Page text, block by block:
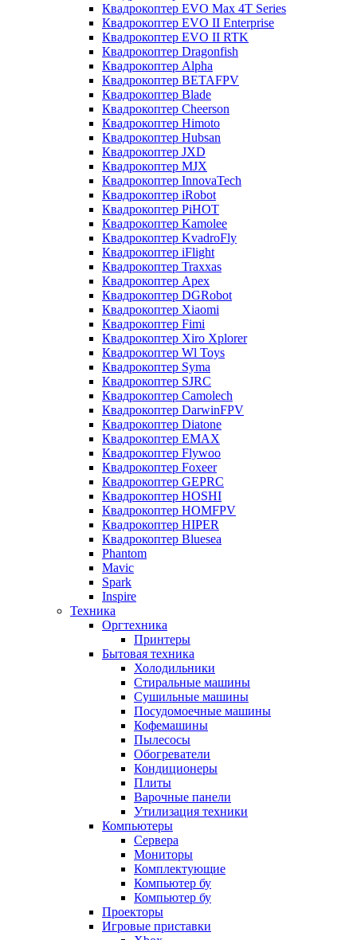
Квадрокоптер EVO Max 4T Series
Квадрокоптер EVO II Enterprise
Квадрокоптер EVO II RTK
Квадрокоптер Dragonfish
Квадрокоптер Alpha
Квадрокоптер BETAFPV
Квадрокоптер Blade
Квадрокоптер Cheerson
Квадрокоптер Himoto
Квадрокоптер Hubsan
Квадрокоптер JXD
Квадрокоптер MJX
Квадрокоптер InnovaTech
Квадрокоптер iRobot
Квадрокоптер PiHOT
Квадрокоптер Kamolee
Квадрокоптер KvadroFly
Квадрокоптер iFlight
Квадрокоптер Traxxas
Квадрокоптер Apex
Квадрокоптер DGRobot
Квадрокоптер Xiaomi
Квадрокоптер Fimi
Квадрокоптер Xiro Xplorer
Квадрокоптер Wl Toys
Квадрокоптер Syma
Квадрокоптер SJRC
Квадрокоптер Camolech
Квадрокоптер DarwinFPV
Квадрокоптер Diatone
Квадрокоптер EMAX
Квадрокоптер Flywoo
Квадрокоптер Foxeer
Квадрокоптер GEPRC
Квадрокоптер HOSHI
Квадрокоптер HOMFPV
Квадрокоптер HIPER
Квадрокоптер Bluesea
Phantom
Mavic
Spark
Inspire
Техника
Оргтехника
Принтеры
Бытовая техника
Холодильники
Стиральные машины
Сушильные машины
Посудомоечные машины
Кофемашины
Пылесосы
Обогреватели
Кондиционеры
Плиты
Варочные панели
Утилизация техники
Компьютеры
Сервера
Мониторы
Комплектующие
Компьютер бу
Компьютер бу
Проекторы
Игровые приставки